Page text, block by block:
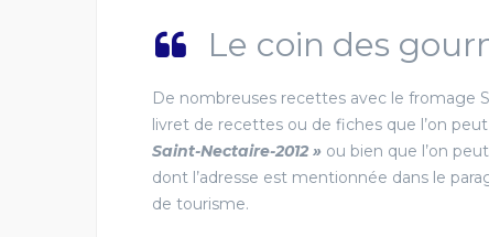
Le coin des
De nombreuses recettes avec le fromage
livret de recettes ou de fiches que l’on
Saint-Nectaire-2012 » ou bien que l’on
dont l’adresse est mentionnée dans le
de tourisme.